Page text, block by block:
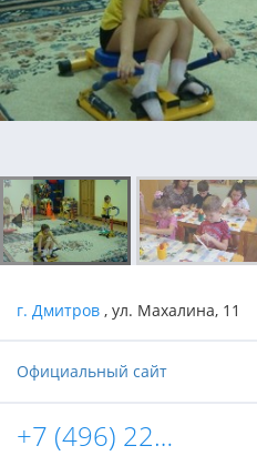
г. Дмитров , ул. Махалина, 11
Официальный сайт
+7 (496) 223-74-37